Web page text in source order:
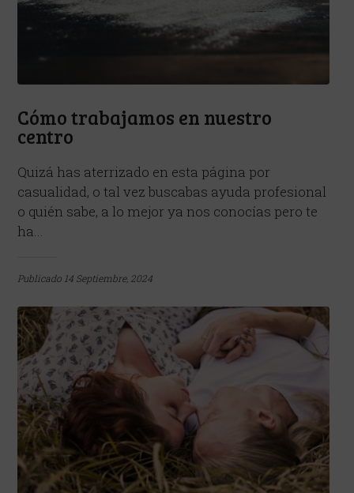
Cómo trabajamos en nuestro
centro
Quizá has aterrizado en esta página por
casualidad, o tal vez buscabas ayuda profesional
o quién sabe, a lo mejor ya nos conocías pero te
ha...
Publicado 14 Septiembre, 2024